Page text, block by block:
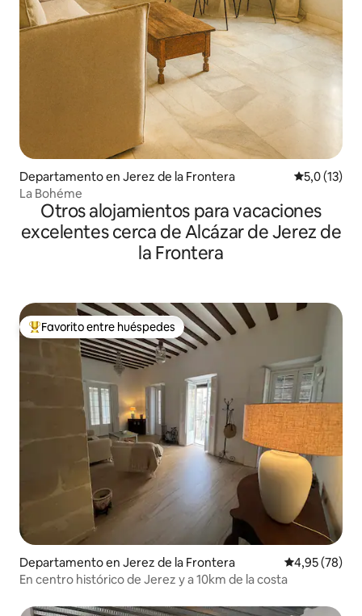
Departamento en Jerez de la Frontera Calificación
5,0 (13)
La Bohéme
Otros alojamientos para vacaciones
excelentes cerca de Alcázar de Jerez de
la Frontera
Favorito entre los huéspedes más destacados
Favorito entre huéspedes
Departamento en Jerez de la Frontera Calificación
4,95 (78)
En centro histórico de Jerez y a 10km de la costa